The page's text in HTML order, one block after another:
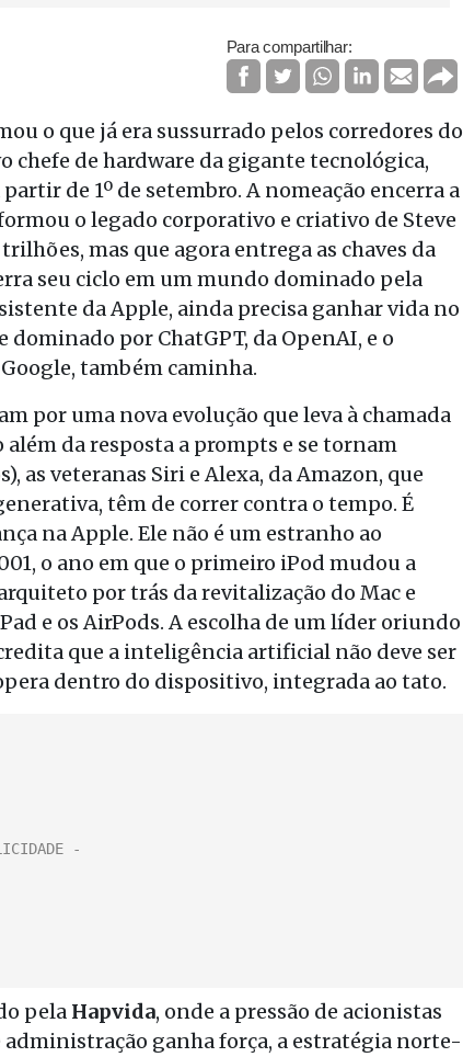
Para compartilhar:
o que já era sussurrado pelos corredores do
chefe de hardware da gigante tecnológica,
de 1º de setembro. A nomeação encerra a
o legado corporativo e criativo de Steve
mas que agora entrega as chaves da
seu ciclo em um mundo dominado pela
da Apple, ainda precisa ganhar vida no
por ChatGPT, da OpenAI, e o
também caminha.
por uma nova evolução que leva à chamada
da resposta a prompts e se tornam
as veteranas Siri e Alexa, da Amazon, que
têm de correr contra o tempo. É
na Apple. Ele não é um estranho ao
o ano em que o primeiro iPod mudou a
por trás da revitalização do Mac e
e os AirPods. A escolha de um líder oriundo
que a inteligência artificial não deve ser
dentro do dispositivo, integrada ao tato.
pela Hapvida, onde a pressão de acionistas
ganha força, a estratégia norte-